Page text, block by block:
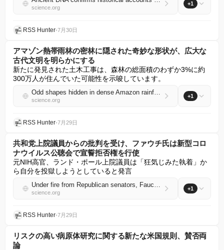
science.org
+1
RSS Hunter•7月30日
アマゾン熱帯雨林の密林に隠された奇妙な形状が、広大な
古代文明を明らかにする
新たに発見された土木工事は、森林の総面積のわずか3%に約
300万人が住んでいた可能性を示唆しています。
Odd shapes hidden in dense Amazon rainforest reveal sprawling ancient civilization
science.org
+1
RSS Hunter•7月29日
共和党上院議員からの批判を受け、ファウチ氏は新型コロ
ナウイルス公聴会で宣誓拒否権を行使
元NIH高官、ランド・ポール上院議員は「狂気じみた執着」か
ら自分を投獄しようとしていると発言
Under fire from Republican senators, Fauci takes the Fifth at COVID-19 hearing
science.org
+1
RSS Hunter•7月29日
リスクの高い病原体研究に関する新たな米国規則、賛否両
論